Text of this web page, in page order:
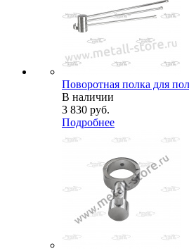
Поворотная полка для
В наличии
3 830 руб.
Подробнее